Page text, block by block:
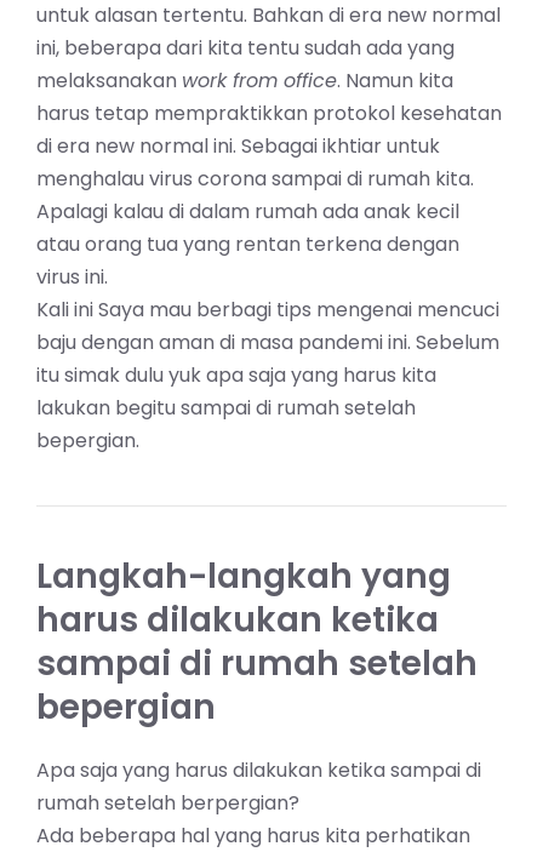
untuk alasan tertentu. Bahkan di era new normal
ini, beberapa dari kita tentu sudah ada yang
melaksanakan work from office. Namun kita
harus tetap mempraktikkan protokol kesehatan
di era new normal ini. Sebagai ikhtiar untuk
menghalau virus corona sampai di rumah kita.
Apalagi kalau di dalam rumah ada anak kecil
atau orang tua yang rentan terkena dengan
virus ini.
Kali ini Saya mau berbagi tips mengenai mencuci
baju dengan aman di masa pandemi ini. Sebelum
itu simak dulu yuk apa saja yang harus kita
lakukan begitu sampai di rumah setelah
bepergian.
Langkah-langkah yang
harus dilakukan ketika
sampai di rumah setelah
bepergian
Apa saja yang harus dilakukan ketika sampai di
rumah setelah berpergian?
Ada beberapa hal yang harus kita perhatikan